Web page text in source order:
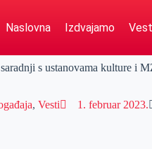
Naslovna Izdvajamo
s ustanovama kulture i
,Vesti 1. februar 2023.